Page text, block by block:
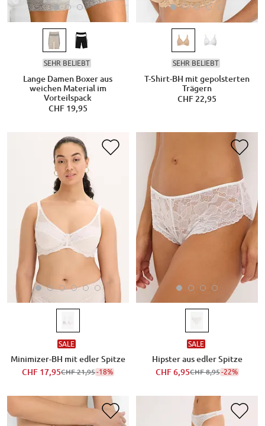
SEHR BELIEBT
Lange Damen Boxer aus
weichen Material im
Vorteilspack
CHF 19,95
SEHR BELIEBT
T-Shirt-BH mit gepolsterten
Trägern
CHF 22,95
SALE
Minimizer-BH mit edler Spitze
CHF 17,95CHF 21,95-18%
SALE
Hipster aus edler Spitze
CHF 6,95CHF 8,95-22%